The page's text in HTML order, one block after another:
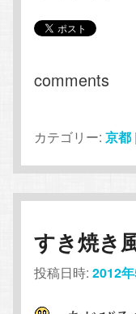
comments
カテゴリー: 京都 |
すき焼き
投稿日時:2012